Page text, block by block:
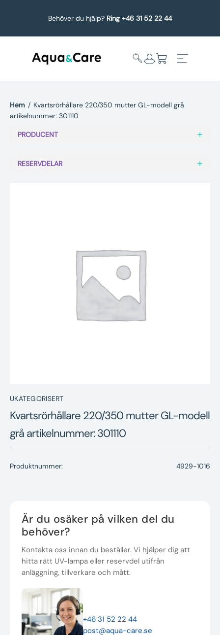
Behöver du hjälp? Ring +46 31 52 22 44
Underhållstips
Kontakt
Hem / Kvartsrörhållare 220/350 mutter GL-modell grå
artikelnummer: 301110
PRODUCENT
RESERVDELAR
UKATEGORISERT
Kvartsrörhållare 220/350 mutter GL-modell
grå artikelnummer: 301110
Produktnummer: 4929-1016
Är du osäker på vilken del du
behöver?
Kontakta oss innan du beställer. Vi hjälper dig att
hitta rätt UV-lampa eller reservdel utifrån
anläggning, tillverkare och mått.
+46 31 52 22 44
post@aqua-care.se